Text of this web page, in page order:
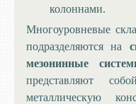
колоннами.
Многоуровневые
подразделяются на
мезонинные
представляют
металлическую